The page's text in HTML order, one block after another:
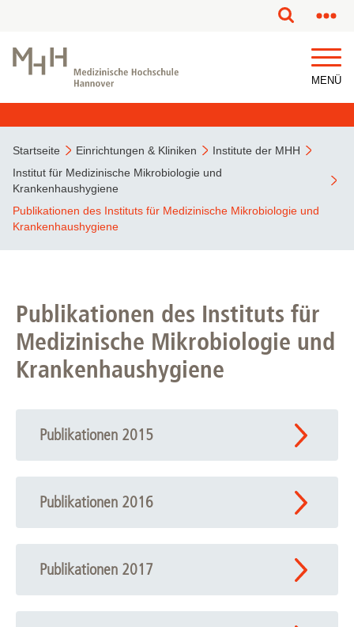
MENÜ
Startseite Einrichtungen & Kliniken
Institute der MHH
Institut für Medizinische Mikrobiologie und
Krankenhaushygiene
Publikationen des Instituts für Medizinische Mikrobiologie und
Krankenhaushygiene
Publikationen des Instituts für
Medizinische Mikrobiologie und
Krankenhaushygiene
Publikationen 2015
Publikationen 2016
Publikationen 2017